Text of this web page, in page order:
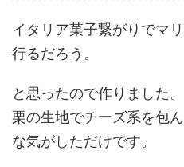
イタリア菓子繋がりでマ
行るだろう。
と思ったので作りました。
栗の生地でチーズ系を包
な気がしただけです。